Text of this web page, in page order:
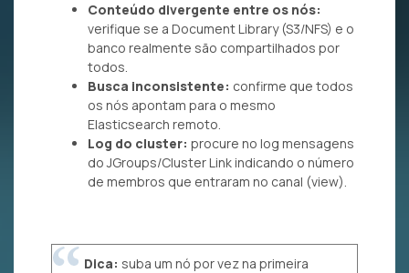
Conteúdo divergente entre os nós:
verifique se a Document Library (S3/NFS) e o
banco realmente são compartilhados por
todos.
Busca inconsistente: confirme que todos
os nós apontam para o mesmo
Elasticsearch remoto.
Log do cluster: procure no log mensagens
do JGroups/Cluster Link indicando o número
de membros que entraram no canal (view).
Dica: suba um nó por vez na primeira